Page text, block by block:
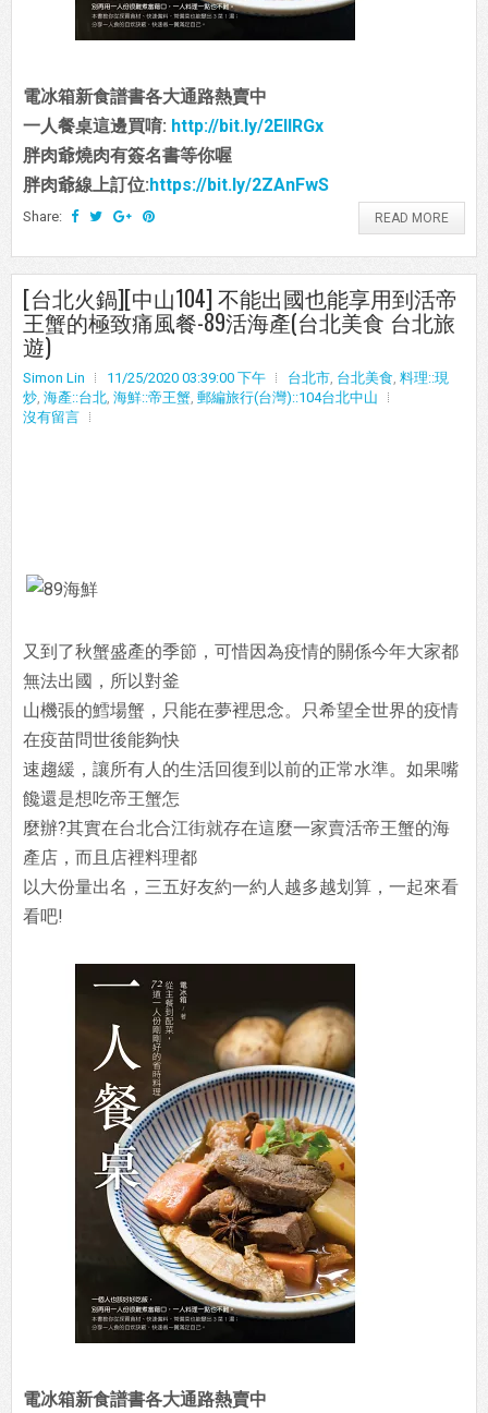
電冰箱新食譜書各大通路熱賣中
一人餐桌這邊買唷: http://bit.ly/2EIIRGx
胖肉爺燒肉有簽名書等你喔
胖肉爺線上訂位:https://bit.ly/2ZAnFwS
Share: READ MORE
[台北火鍋][中山104] 不能出國也能享用到活帝
王蟹的極致痛風餐-89活海產(台北美食 台北旅
遊)
Simon Lin 11/25/2020 03:39:00 下午 台北市, 台北美食, 料理::現
炒, 海產::台北, 海鮮::帝王蟹, 郵編旅行(台灣)::104台北中山
沒有留言
又到了秋蟹盛產的季節，可惜因為疫情的關係今年大家都
無法出國，所以對釜
山機張的鱈場蟹，只能在夢裡思念。只希望全世界的疫情
在疫苗問世後能夠快
速趨緩，讓所有人的生活回復到以前的正常水準。如果嘴
饞還是想吃帝王蟹怎
麼辦?其實在台北合江街就存在這麼一家賣活帝王蟹的海
產店，而且店裡料理都
以大份量出名，三五好友約一約人越多越划算，一起來看
看吧!
電冰箱新食譜書各大通路熱賣中